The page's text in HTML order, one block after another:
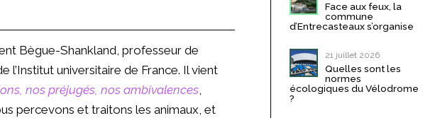
Bègue-Shankland, professeur de
l’Institut universitaire de France. Il vient
nos préjugés, nos ambivalences,
percevons et traitons les animaux, et
Face aux feux, la
commune
d’Entrecasteaux s’organise
21 juillet 2026
Quelles sont les
normes
écologiques du Vélodrome
?